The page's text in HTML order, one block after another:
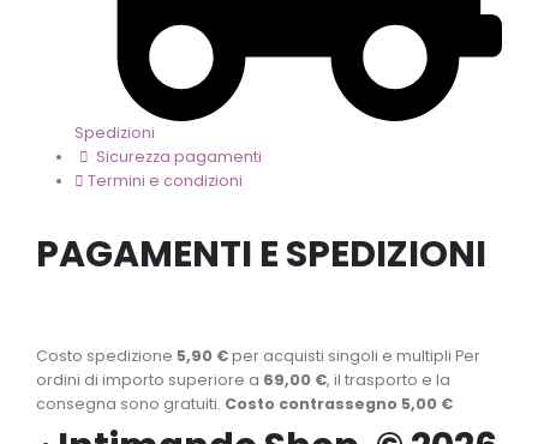
Spedizioni
Sicurezza pagamenti
Termini e condizioni
PAGAMENTI E SPEDIZIONI
Costo spedizione 5,90 €per acquisti singoli e multipli Per
ordini di importo superiore a 69,00 €, il trasporto e la
consegna sono gratuiti. Costo contrassegno 5,00 €